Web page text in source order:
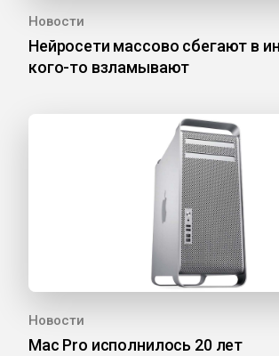
Новости
Нейросети массово сбегают в
кого-то взламывают
Новости
Mac Pro исполнилось 20 лет